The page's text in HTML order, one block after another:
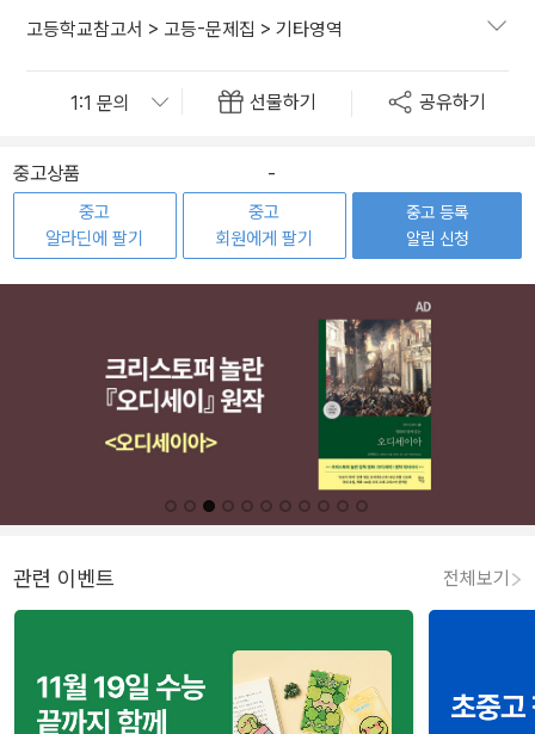
고등학교참고서 > 고등-문제집 > 기타영역
선물하기 공유하기
중고상품 -
중고
알라딘에 팔기
중고
회원에게 팔기
중고 등록
알림 신청
관련 이벤트 전체보기